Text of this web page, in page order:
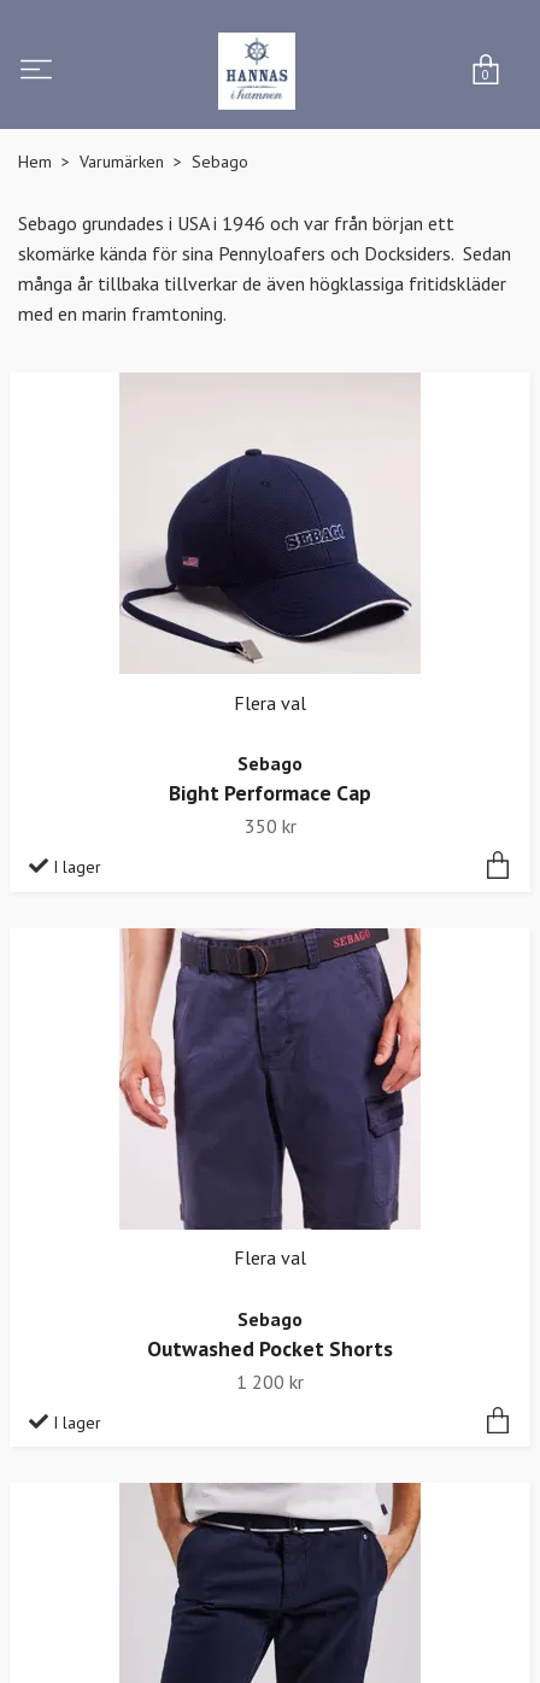
0
Hem Varumärken Sebago
Sebago grundades i USA i 1946 och var från början ett
skomärke kända för sina Pennyloafers och Docksiders. Sedan
många år tillbaka tillverkar de även högklassiga fritidskläder
med en marin framtoning.
Flera val
Sebago
Bight Performace Cap
350 kr
I lager
Flera val
Sebago
Outwashed Pocket Shorts
1 200 kr
I lager